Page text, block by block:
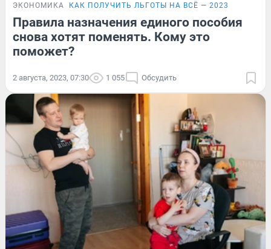
ЭКОНОМИКА КАК ПОЛУЧИТЬ ЛЬГОТЫ НА ВСЁ — 2023
Правила назначения единого пособия
снова хотят поменять. Кому это
поможет?
2 августа, 2023, 07:30 1 055 Обсудить